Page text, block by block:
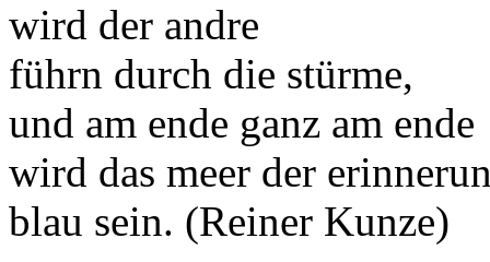
wird der andre
führn durch die stürme,
und am ende ganz am ende
wird das meer der
blau sein. (Reiner Kunze)